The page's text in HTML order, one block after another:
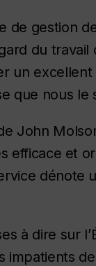
de gestion
du
un
que nous
John
efficace
dénote
à dire sur
impatients